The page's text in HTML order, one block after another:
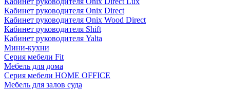
Кабинет руководителя Onix Direct
Кабинет руководителя Onix Wood Direct
Кабинет руководителя Shift
Кабинет руководителя Yalta
Мини-кухни
Серия мебели Fit
Мебель для дома
Серия мебели HOME OFFICE
Мебель для залов суда